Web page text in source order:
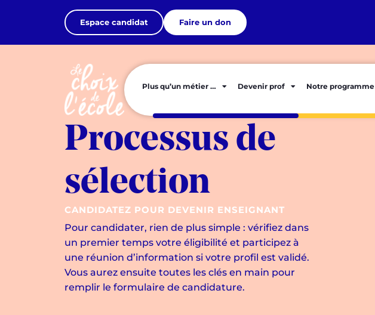
Espace candidat Faire un don
Plus qu’un métier … Devenir prof Notre programme
Processus de
sélection
CANDIDATEZ POUR DEVENIR ENSEIGNANT
Pour candidater, rien de plus simple : vérifiez dans
un premier temps votre éligibilité et participez à
une réunion d’information si votre profil est validé.
Vous aurez ensuite toutes les clés en main pour
remplir le formulaire de candidature.